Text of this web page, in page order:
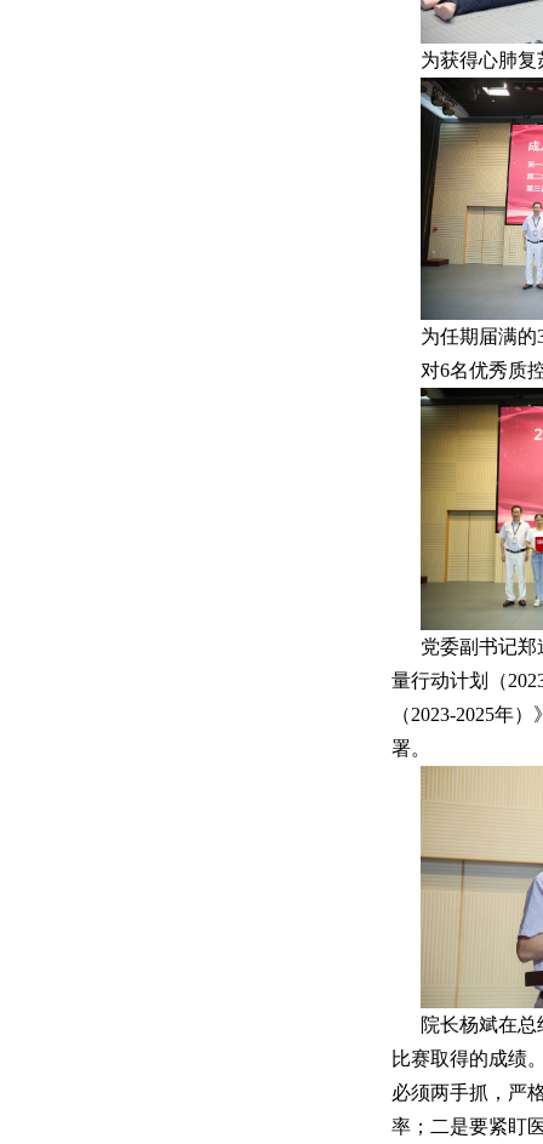
为获得心肺
为任期届满
对6名优秀质
党委副书记
量行动计划（
（2023-2025年
署。
院长杨斌在
比赛取得的成绩
必须两手抓，严
率；二是要紧盯